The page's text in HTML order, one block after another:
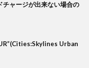
ャージが出来ない場合の
Urban